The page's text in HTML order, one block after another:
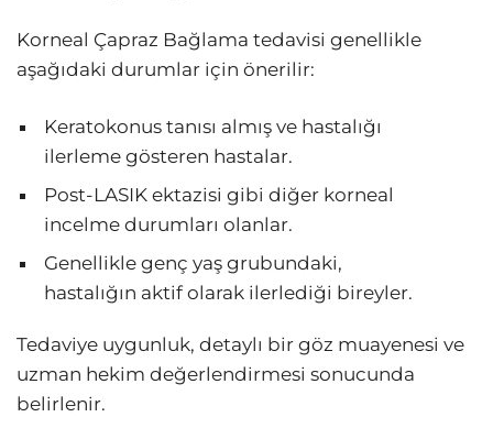
Korneal Çapraz Bağlama tedavisi genellikle
aşağıdaki durumlar için önerilir:
Keratokonus tanısı almış ve hastalığı
ilerleme gösteren hastalar.
Post-LASIK ektazisi gibi diğer korneal
incelme durumları olanlar.
Genellikle genç yaş grubundaki,
hastalığın aktif olarak ilerlediği bireyler.
Tedaviye uygunluk, detaylı bir göz muayenesi ve
uzman hekim değerlendirmesi sonucunda
belirlenir.